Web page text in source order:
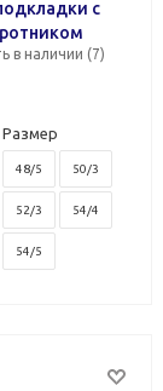
с
в наличии (7)
Размер
48/5 50/3
52/3 54/4
54/5